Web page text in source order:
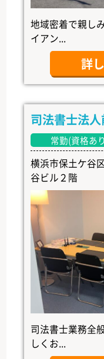
地域密着で親し
イアン...
詳
司法書士法
常勤(資格あ
横浜市保土ケ谷
谷ビル２階
司法書士業務全
しくお...